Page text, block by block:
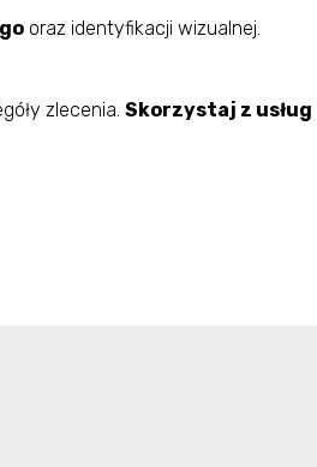
oraz identyfikacji wizualnej.
zlecenia. Skorzystaj z usług